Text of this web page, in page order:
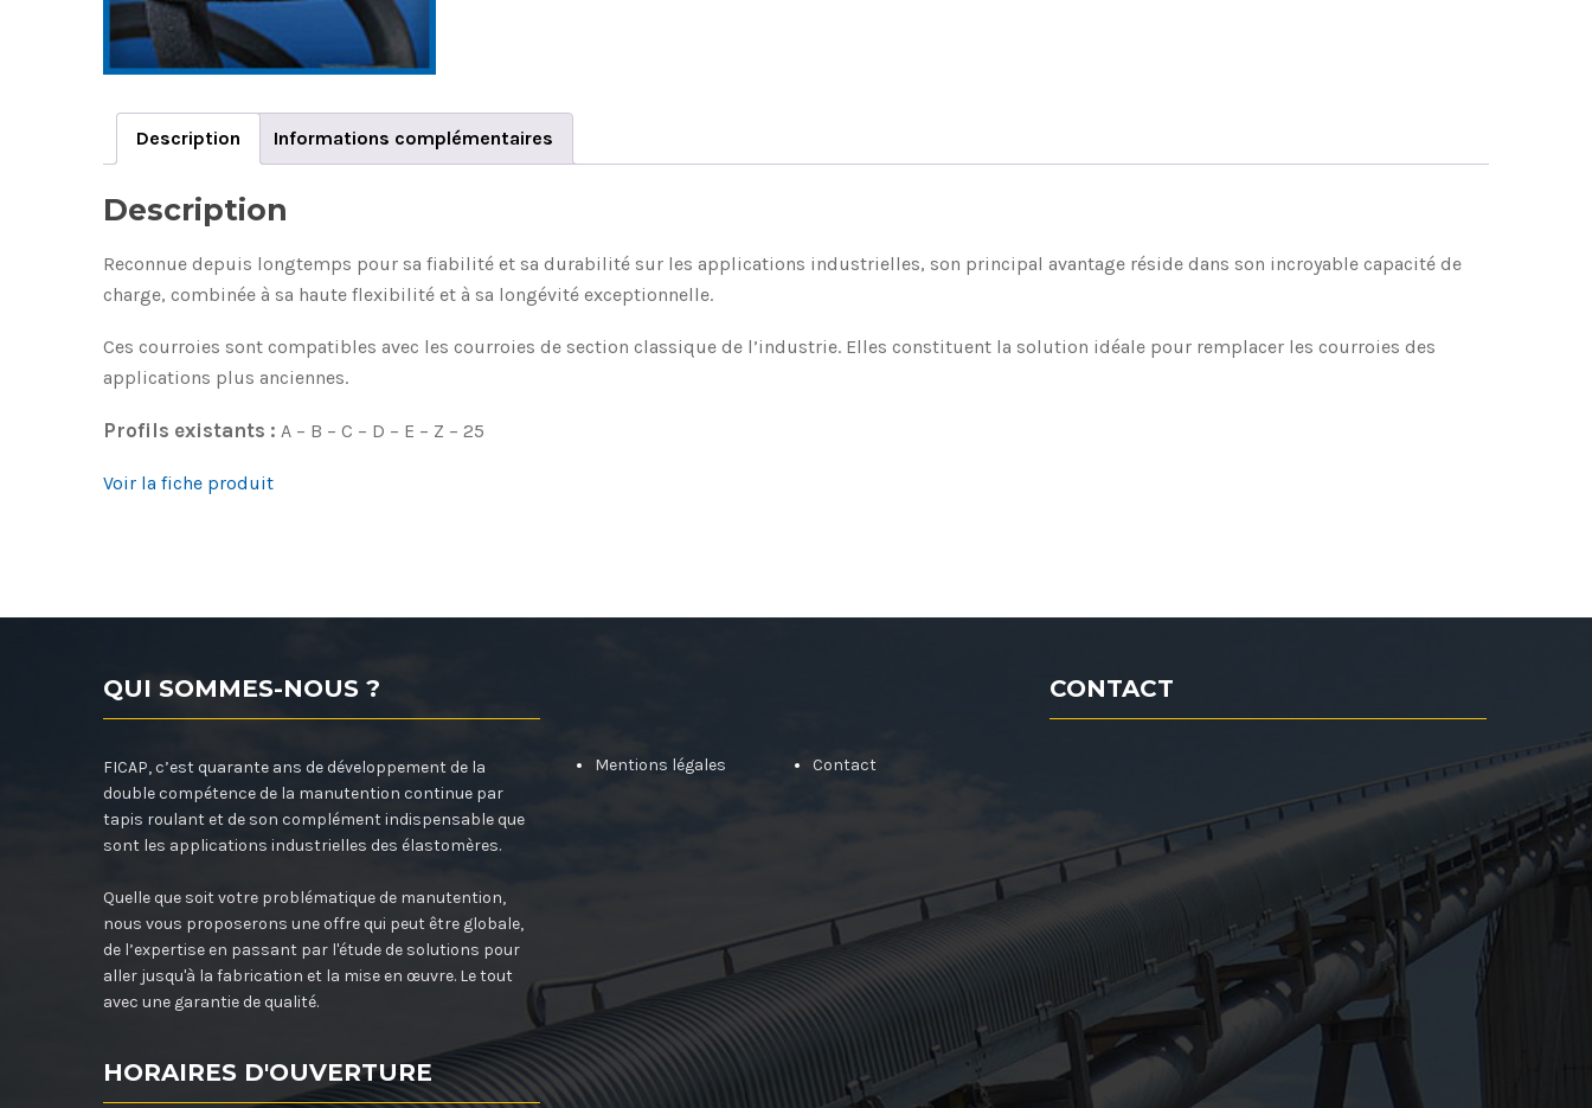
Description Informations complémentaires
Description
Reconnue depuis longtemps pour sa fiabilité et sa durabilité sur les applications industrielles, son principal avantage réside dans son incroyable capacité de
charge, combinée à sa haute flexibilité et à sa longévité exceptionnelle.
Ces courroies sont compatibles avec les courroies de section classique de l’industrie. Elles constituent la solution idéale pour remplacer les courroies des
applications plus anciennes.
Profils existants : A – B – C – D – E – Z – 25
Voir la fiche produit
QUI SOMMES-NOUS ?
FICAP, c’est quarante ans de développement de la
double compétence de la manutention continue par
tapis roulant et de son complément indispensable que
sont les applications industrielles des élastomères.
Quelle que soit votre problématique de manutention,
nous vous proposerons une offre qui peut être globale,
de l’expertise en passant par l'étude de solutions pour
aller jusqu'à la fabrication et la mise en œuvre. Le tout
avec une garantie de qualité.
HORAIRES D'OUVERTURE
Mentions légales Contact
CONTACT